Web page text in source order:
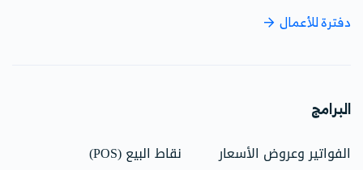
دفترة للأعمال
البرامج
الفواتير وعروض الأسعار
نقاط البيع (POS)